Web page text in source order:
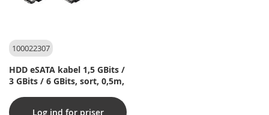
100022307
HDD eSATA kabel 1,5 GBits /
3 GBits / 6 GBits, sort, 0,5m,
Log ind for priser